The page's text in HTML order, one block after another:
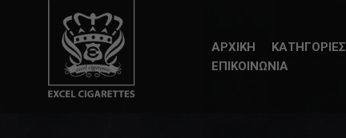
ΑΡΧΙΚΗ ΚΑΤΗΓΟΡΙΕΣ
ΕΠΙΚΟΙΝΩΝΙΑ